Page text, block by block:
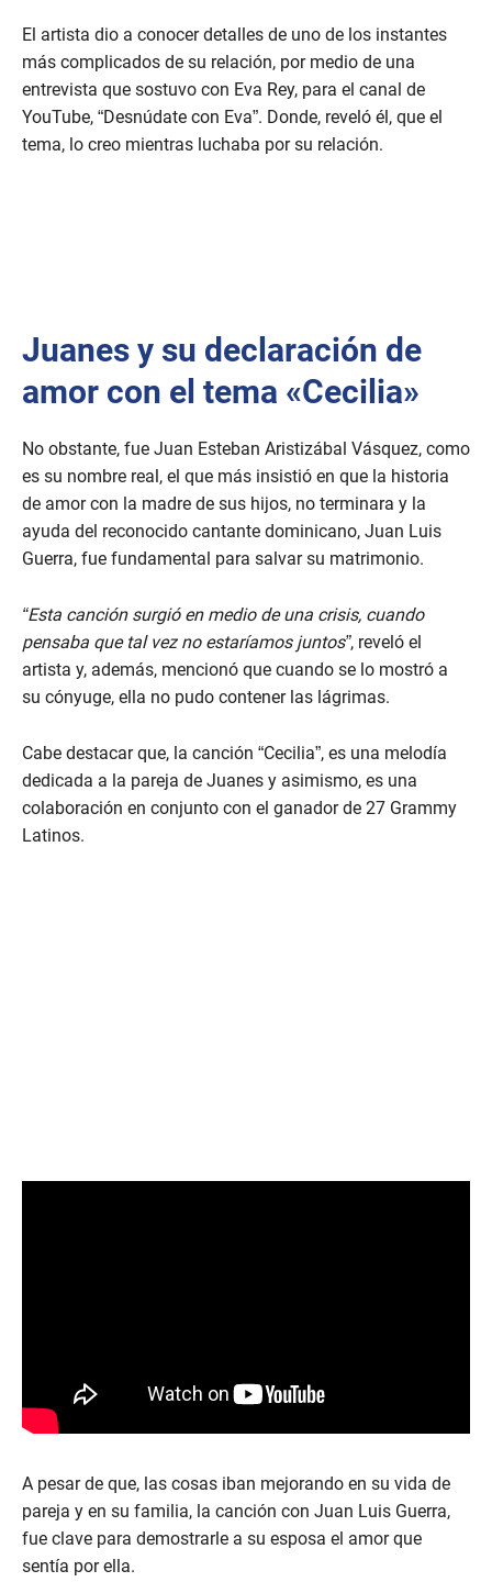
El artista dio a conocer detalles de uno de los instantes
más complicados de su relación, por medio de una
entrevista que sostuvo con Eva Rey, para el canal de
YouTube, “Desnúdate con Eva”. Donde, reveló él, que el
tema, lo creo mientras luchaba por su relación.
Juanes y su declaración de
amor con el tema «Cecilia»
No obstante, fue Juan Esteban Aristizábal Vásquez, como
es su nombre real, el que más insistió en que la historia
de amor con la madre de sus hijos, no terminara y la
ayuda del reconocido cantante dominicano, Juan Luis
Guerra, fue fundamental para salvar su matrimonio.
“Esta canción surgió en medio de una crisis, cuando
pensaba que tal vez no estaríamos juntos”, reveló el
artista y, además, mencionó que cuando se lo mostró a
su cónyuge, ella no pudo contener las lágrimas.
Cabe destacar que, la canción “Cecilia”, es una melodía
dedicada a la pareja de Juanes y asimismo, es una
colaboración en conjunto con el ganador de 27 Grammy
Latinos.
A pesar de que, las cosas iban mejorando en su vida de
pareja y en su familia, la canción con Juan Luis Guerra,
fue clave para demostrarle a su esposa el amor que
sentía por ella.